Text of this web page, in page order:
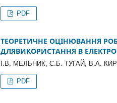
PDF
ТЕОРЕТИЧНЕ ОЦІНЮВАННЯ
ДЛЯВИКОРИСТАННЯ В
І.В. МЕЛЬНИК, С.Б. ТУГАЙ, В.А.
PDF